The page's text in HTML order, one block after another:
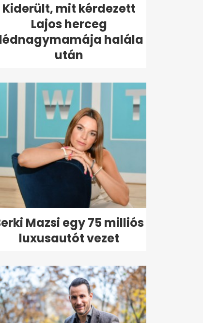
Kiderült, mit kérdezett
Lajos herceg
halála
után
Mazsi egy 75 milliós
luxusautót vezet